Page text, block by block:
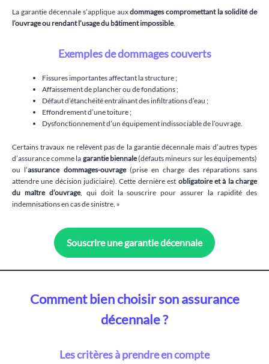
La garantie décennale s’applique auxdommages compromettant la solidité de
l’ouvrage ou rendant l’usage du bâtiment impossible.
Exemples de dommages couverts
Fissures importantes affectant la structure ;
Affaissement de plancher ou de fondations ;
Défaut d’étanchéité entraînant des infiltrations d’eau ;
Effondrement d’une toiture ;
Dysfonctionnement d’un équipement indissociable de l’ouvrage.
Certains travaux ne relèvent pas de la garantie décennale mais d’autres types
d’assurance comme la garantie biennale(défauts mineurs sur les équipements)
ou l’assurance dommages-ouvrage(prise en charge des réparations sans
attendre une décision judiciaire). Cette dernière est obligatoire et à la charge
du maître d’ouvrage, qui doit la souscrire pour assurer la rapidité des
indemnisations en cas de sinistre. »
Souscrire une garantie décennale
Comment bien choisir son assurance
décennale ?
Les critères à prendre en compte